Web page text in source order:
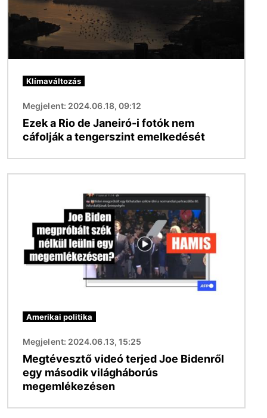
Klímaváltozás
Megjelent: 2024.06.18, 09:12
Ezek a Rio de Janeiró-i fotók nem
cáfolják a tengerszint emelkedését
Amerikai politika
Megjelent: 2024.06.13, 15:25
Megtévesztő videó terjed Joe Bidenről
egy második világháborús
megemlékezésen